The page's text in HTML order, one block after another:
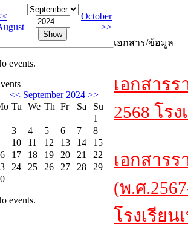
October
>>
events.
<< September 2024 >>
Tu We Th Fr Sa
Su
1
3 4 5 6 7
8
10 11 12 13 14
15
17 18 19 20 21
22
24 25 26 27 28
29
events.
เอกสาร/ข้อมูล
เอกสาร
2568 โร
เอกสาร
(พ.ศ
โรงเรีย